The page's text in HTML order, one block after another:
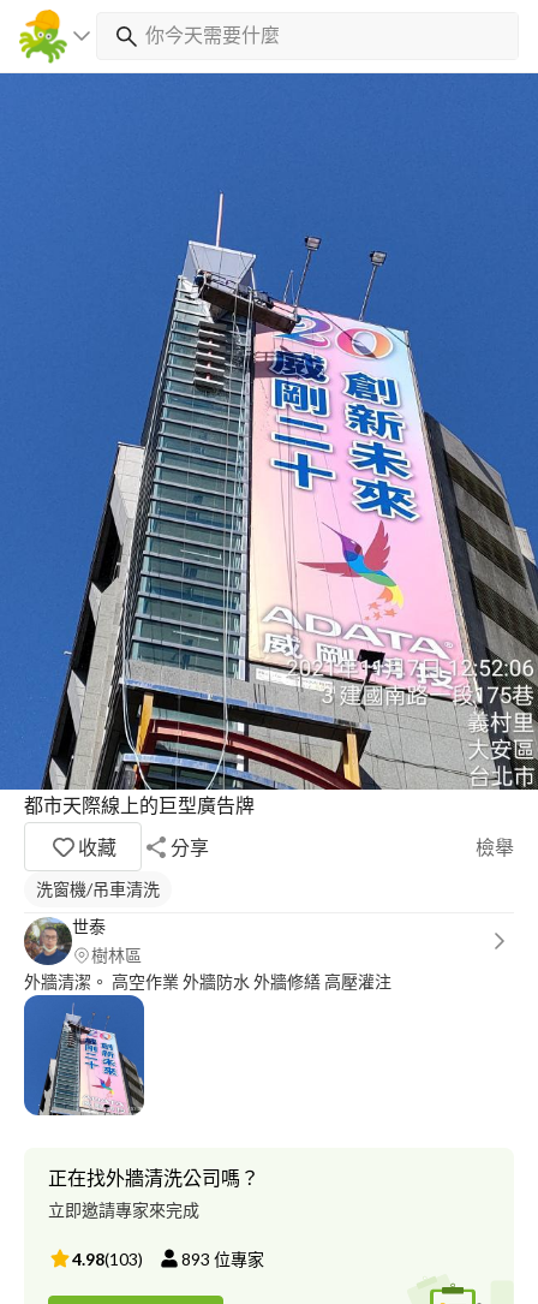
都市天際線上的巨型廣告牌
收藏
分享 檢舉
洗窗機/吊車清洗
世泰
樹林區
外牆清潔。 高空作業 外牆防水 外牆修繕 高壓灌注
正在找外牆清洗公司嗎？
立即邀請專家來完成
4.98(103) 893 位專家